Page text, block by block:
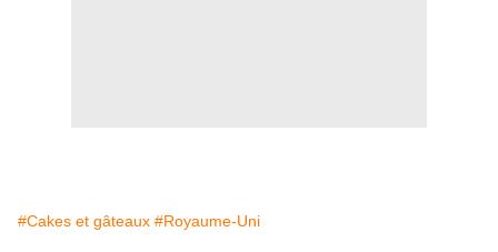
#Cakes et gâteaux #Royaume-Uni